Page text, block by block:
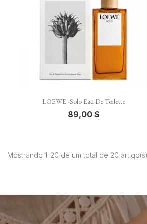
 Vista rápida
LOEWE -Solo Eau De Toilette
89,00 $
Mostrando 1-20 de um total de 20 artigo(s)